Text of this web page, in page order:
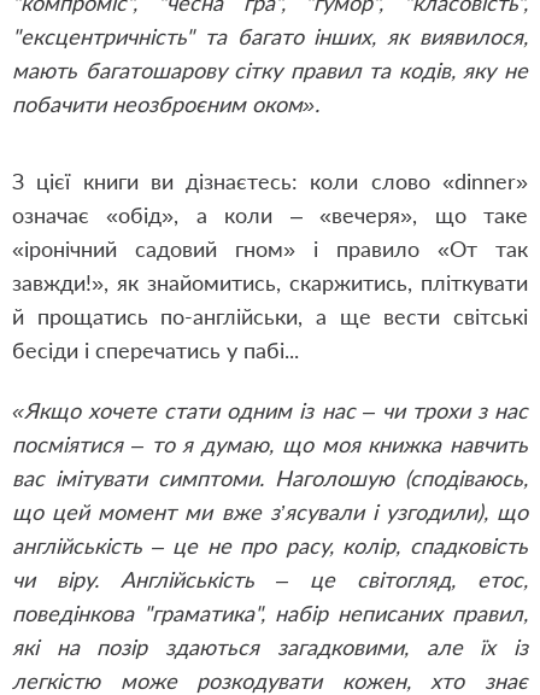
"ексцентричність" та багато інших, як виявилося,
мають багатошарову сітку правил та кодів, яку не
побачити неозброєним оком».
З цієї книги ви дізнаєтесь: коли слово «dinner»
означає «обід», а коли – «вечеря», що таке
«іронічний садовий гном» і правило «От так
завжди!», як знайомитись, скаржитись, пліткувати
й прощатись по-англійськи, а ще вести світські
бесіди і сперечатись у пабі...
«Якщо хочете стати одним із нас – чи трохи з нас
посміятися – то я думаю, що моя книжка навчить
вас імітувати симптоми. Наголошую (сподіваюсь,
що цей момент ми вже з’ясували і узгодили), що
англійськість – це не про расу, колір, спадковість
чи віру. Англійськість – це світогляд, етос,
поведінкова "граматика", набір неписаних правил,
які на позір здаються загадковими, але їх із
легкістю може розкодувати кожен, хто знає